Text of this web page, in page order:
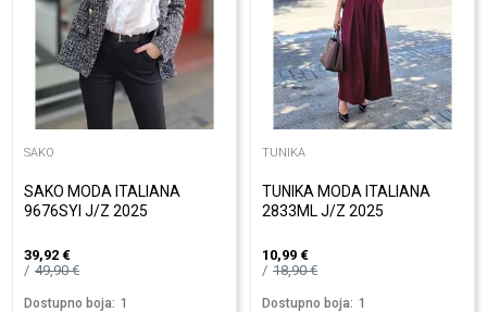
SAKO
SAKO MODA ITALIANA
9676SYI J/Z 2025
39,92 €
49,90€
Dostupno boja: 1
TUNIKA
TUNIKA MODA ITALIANA
2833ML J/Z 2025
10,99 €
18,90€
Dostupno boja: 1